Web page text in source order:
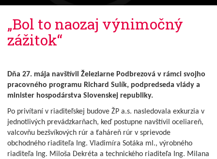
„Bol to naozaj výnimočný
zážitok“
Dňa 27. mája navštívil Železiarne Podbrezová v rámci svojho
pracovného programu Richard Sulík, podpredseda vlády a
minister hospodárstva Slovenskej republiky.
Po privítaní v riaditeľskej budove ŽP a.s. nasledovala exkurzia v
jednotlivých prevádzkarňach, keď postupne navštívil oceliareň,
valcovňu bezšvíkových rúr a ťaháreň rúr v sprievode
obchodného riaditeľa Ing. Vladimíra Sotáka ml., výrobného
riaditeľa Ing. Miloša Dekréta a technického riaditeľa Ing. Milana